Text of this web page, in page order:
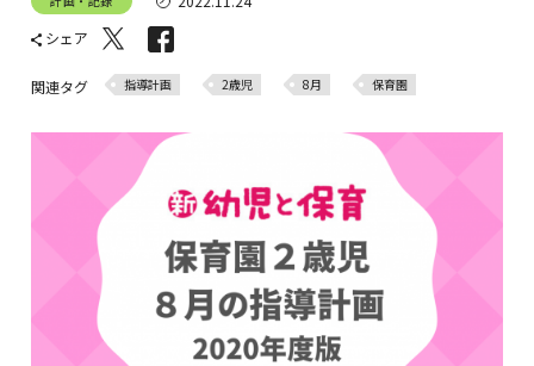
シェア
関連タグ 指導計画 2歳児 8月 保育園